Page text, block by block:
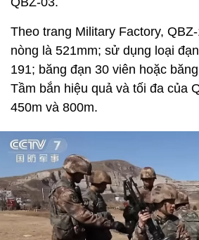
Theo trang Military Factory,
nòng là 521mm; sử dụng loại
191; băng đạn 30 viên hoặc
Tầm bắn hiệu quả và tối đa của
450m và 800m.